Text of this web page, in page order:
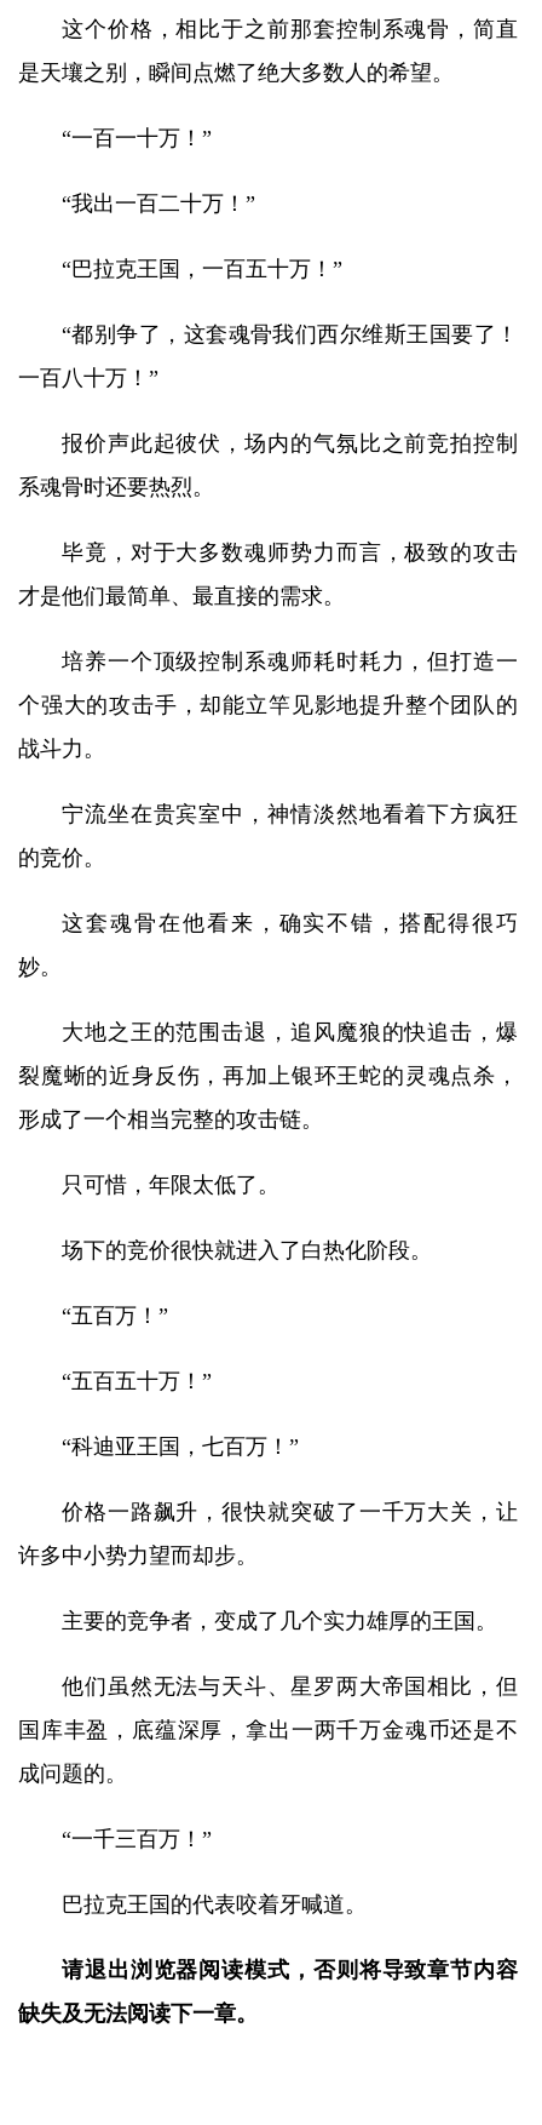
这个价格，相比于之前那套控制系魂骨，简直
是天壤之别，瞬间点燃了绝大多数人的希望。
“一百一十万！”
“我出一百二十万！”
“巴拉克王国，一百五十万！”
“都别争了，这套魂骨我们西尔维斯王国要了！
一百八十万！”
报价声此起彼伏，场内的气氛比之前竞拍控制
系魂骨时还要热烈。
毕竟，对于大多数魂师势力而言，极致的攻击
才是他们最简单、最直接的需求。
培养一个顶级控制系魂师耗时耗力，但打造一
个强大的攻击手，却能立竿见影地提升整个团队的
战斗力。
宁流坐在贵宾室中，神情淡然地看着下方疯狂
的竞价。
这套魂骨在他看来，确实不错，搭配得很巧
妙。
大地之王的范围击退，追风魔狼的快追击，爆
裂魔蜥的近身反伤，再加上银环王蛇的灵魂点杀，
形成了一个相当完整的攻击链。
只可惜，年限太低了。
场下的竞价很快就进入了白热化阶段。
“五百万！”
“五百五十万！”
“科迪亚王国，七百万！”
价格一路飙升，很快就突破了一千万大关，让
许多中小势力望而却步。
主要的竞争者，变成了几个实力雄厚的王国。
他们虽然无法与天斗、星罗两大帝国相比，但
国库丰盈，底蕴深厚，拿出一两千万金魂币还是不
成问题的。
“一千三百万！”
巴拉克王国的代表咬着牙喊道。
请退出浏览器阅读模式，否则将导致章节内容
缺失及无法阅读下一章。